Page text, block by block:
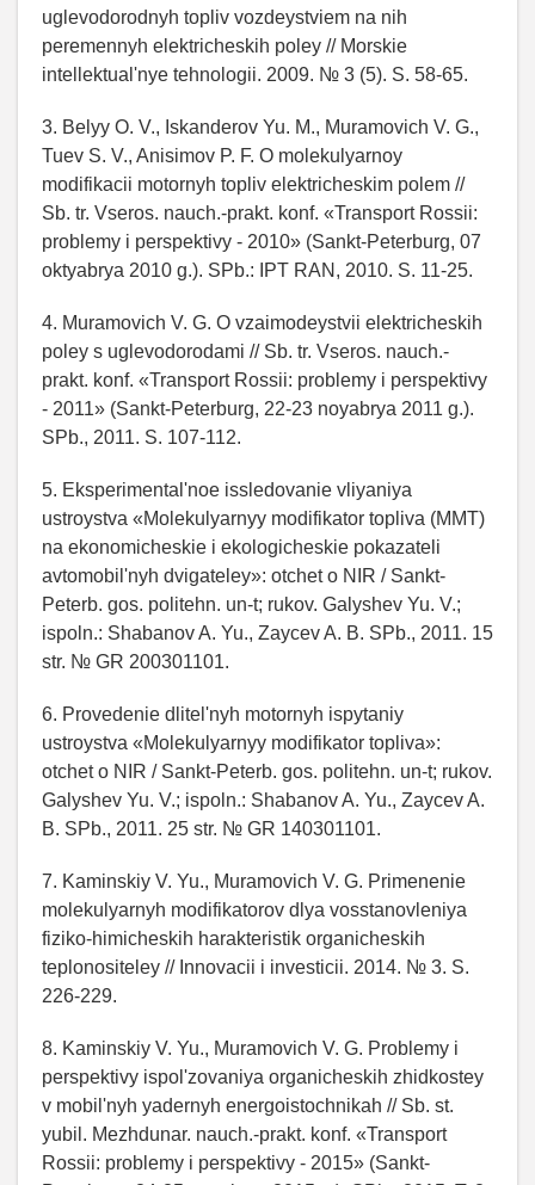
uglevodorodnyh topliv vozdeystviem na nih
peremennyh elektricheskih poley // Morskie
intellektual'nye tehnologii. 2009. № 3 (5). S. 58-65.
3. Belyy O. V., Iskanderov Yu. M., Muramovich V. G.,
Tuev S. V., Anisimov P. F. O molekulyarnoy
modifikacii motornyh topliv elektricheskim polem //
Sb. tr. Vseros. nauch.-prakt. konf. «Transport Rossii:
problemy i perspektivy - 2010» (Sankt-Peterburg, 07
oktyabrya 2010 g.). SPb.: IPT RAN, 2010. S. 11-25.
4. Muramovich V. G. O vzaimodeystvii elektricheskih
poley s uglevodorodami // Sb. tr. Vseros. nauch.-
prakt. konf. «Transport Rossii: problemy i perspektivy
- 2011» (Sankt-Peterburg, 22-23 noyabrya 2011 g.).
SPb., 2011. S. 107-112.
5. Eksperimental'noe issledovanie vliyaniya
ustroystva «Molekulyarnyy modifikator topliva (MMT)
na ekonomicheskie i ekologicheskie pokazateli
avtomobil'nyh dvigateley»: otchet o NIR / Sankt-
Peterb. gos. politehn. un-t; rukov. Galyshev Yu. V.;
ispoln.: Shabanov A. Yu., Zaycev A. B. SPb., 2011. 15
str. № GR 200301101.
6. Provedenie dlitel'nyh motornyh ispytaniy
ustroystva «Molekulyarnyy modifikator topliva»:
otchet o NIR / Sankt-Peterb. gos. politehn. un-t; rukov.
Galyshev Yu. V.; ispoln.: Shabanov A. Yu., Zaycev A.
B. SPb., 2011. 25 str. № GR 140301101.
7. Kaminskiy V. Yu., Muramovich V. G. Primenenie
molekulyarnyh modifikatorov dlya vosstanovleniya
fiziko-himicheskih harakteristik organicheskih
teplonositeley // Innovacii i investicii. 2014. № 3. S.
226-229.
8. Kaminskiy V. Yu., Muramovich V. G. Problemy i
perspektivy ispol'zovaniya organicheskih zhidkostey
v mobil'nyh yadernyh energoistochnikah // Sb. st.
yubil. Mezhdunar. nauch.-prakt. konf. «Transport
Rossii: problemy i perspektivy - 2015» (Sankt-